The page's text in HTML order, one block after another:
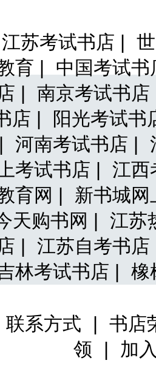
江苏考试书店 |
育 |
中国考试
|
南京考试书
店 |
阳光考试
河南考试书店 |
考试书店 |
江
育网 |
新书城
天购书网 |
江苏
|
江苏自考书
林考试书店 | 橡
联系方式
书店
领
加